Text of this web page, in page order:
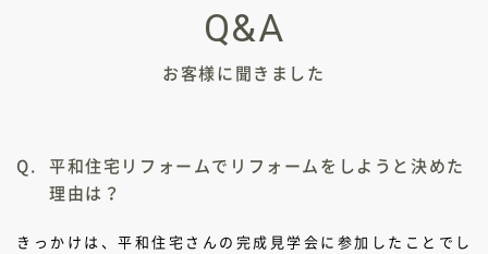
Q&A
お客様に聞きました
平和住宅リフォームでリフォームをしようと決めた
理由は？
きっかけは、平和住宅さんの完成見学会に参加したことでし